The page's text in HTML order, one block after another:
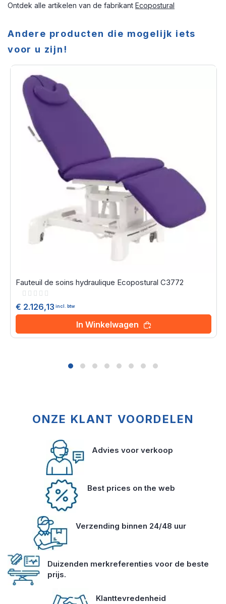
Ontdek alle artikelen van de fabrikant Ecopostural
Andere producten die mogelijk iets
voor u zijn!
Fauteuil de soins hydraulique Ecopostural C3772
Rating:
€ 2.126,13 incl. btw
In Winkelwagen
ONZE KLANT VOORDELEN
Advies voor verkoop
Best prices on the web
Verzending binnen 24/48 uur
Duizenden merkreferenties voor de beste
prijs.
Klanttevredenheid